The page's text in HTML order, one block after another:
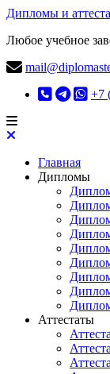
Дипломы и
Любое учебное
+7
Главная
Дипломы
Аттестаты